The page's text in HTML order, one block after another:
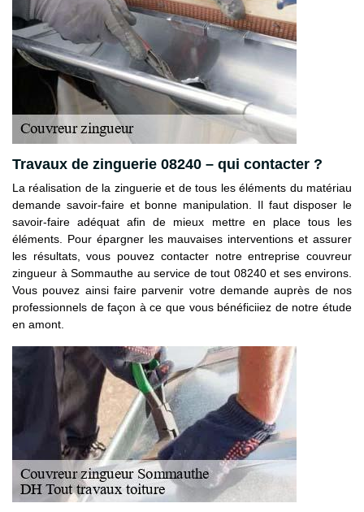
Travaux de zinguerie 08240 – qui contacter ?
La réalisation de la zinguerie et de tous les éléments du matériau
demande savoir-faire et bonne manipulation. Il faut disposer le
savoir-faire adéquat afin de mieux mettre en place tous les
éléments. Pour épargner les mauvaises interventions et assurer
les résultats, vous pouvez contacter notre entreprise couvreur
zingueur à Sommauthe au service de tout 08240 et ses environs.
Vous pouvez ainsi faire parvenir votre demande auprès de nos
professionnels de façon à ce que vous bénéficiiez de notre étude
en amont.